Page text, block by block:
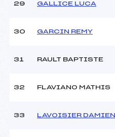
29 GALLICE LUCA
30 GARCIN REMY
31 RAULT BAPTISTE
32 FLAVIANO MATHIS
33 LAVOISIER DAMIEN